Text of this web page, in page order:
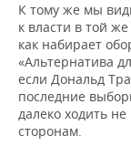
К тому же мы
к власти в той
как набирает
«Альтернатива
если Дональд
последние
далеко ходить
сторонам.